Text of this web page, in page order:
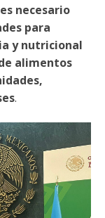
es necesario
para
y nutricional
alimentos
.